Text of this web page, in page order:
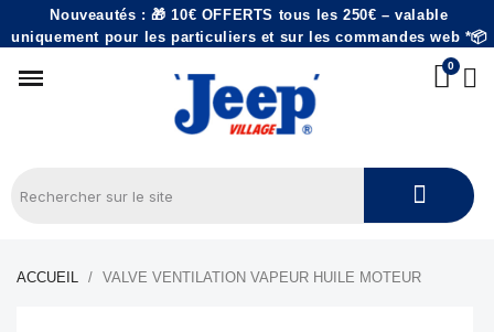
Nouveautés : 🎁 10€ OFFERTS tous les 250€ – valable
uniquement pour les particuliers et sur les commandes web *📦
ACCUEIL VALVE VENTILATION VAPEUR HUILE MOTEUR